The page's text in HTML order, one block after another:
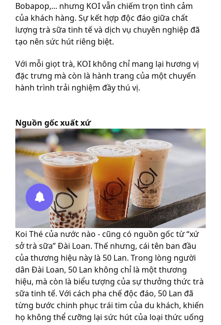
Bobapop,... nhưng KOI vẫn chiếm trọn tình cảm
của khách hàng. Sự kết hợp độc đáo giữa chất
lượng trà sữa tinh tế và dịch vụ chuyên nghiệp đã
tạo nên sức hút riêng biệt.
Với mỗi giọt trà, KOI không chỉ mang lại hương vị
đặc trưng mà còn là hành trang của một chuyến
hành trình trải nghiệm đầy thú vị.
Nguồn gốc xuất xứ
Koi Thé của nước nào - cũng có nguồn gốc từ “xứ
sở trà sữa” Đài Loan. Thế nhưng, cái tên ban đầu
của thương hiệu này là 50 Lan. Trong lòng người
dân Đài Loan, 50 Lan không chỉ là một thương
hiệu, mà còn là biểu tượng của sự thưởng thức trà
sữa tinh tế. Với cách pha chế độc đáo, 50 Lan đã
từng bước chinh phục trái tim của du khách, khiến
họ không thể cưỡng lại sức hút của loại thức uống